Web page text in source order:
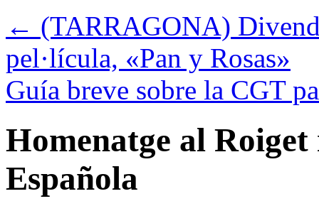
← (TARRAGONA)
pel·lícula, «Pan y Rosas»
Guía breve sobre la CGT
Homenatge al
Española